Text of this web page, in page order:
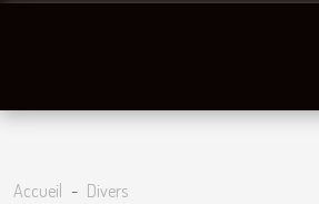
Accueil
Divers